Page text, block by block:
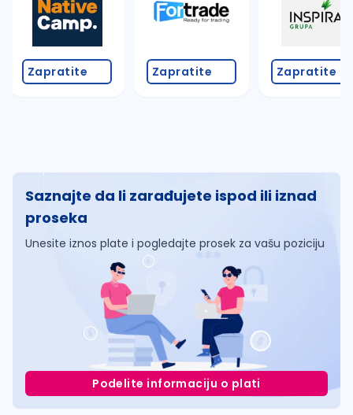
Zapratite Zapratite Zapratite
Saznajte da li zarađujete ispod ili iznad
proseka
Unesite iznos plate i pogledajte prosek za vašu poziciju
Podelite informaciju o plati